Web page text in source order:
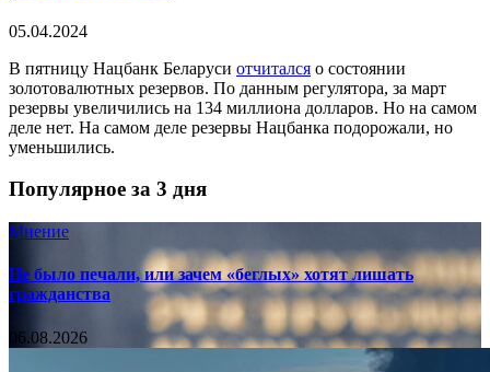
05.04.2024
В пятницу Нацбанк Беларуси отчитался о состоянии
золотовалютных резервов. По данным регулятора, за март
резервы увеличились на 134 миллиона долларов. Но на самом
деле нет. На самом деле резервы Нацбанка подорожали, но
уменьшились.
Популярное за 3 дня
Мнение
Не было печали, или зачем «беглых» хотят лишать
гражданства
06.08.2026